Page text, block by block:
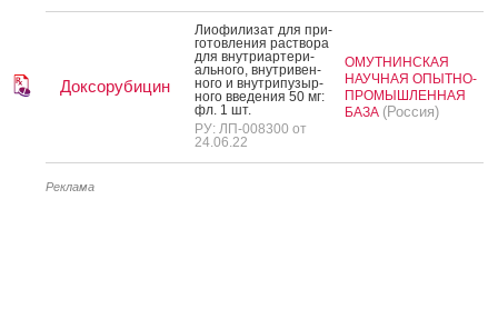
Доксорубицин
Ли­офи­лизат для при­
готов­ле­ния рас­тво­ра
для внут­ри­ар­те­ри­
аль­но­го, внут­ри­вен­
но­го и внут­ри­пузыр­
но­го вве­дения 50 мг:
фл. 1 шт.
РУ: ЛП-008300 от
24.06.22
ОМУТНИНСКАЯ
НАУЧНАЯ ОПЫТНО-
ПРОМЫШЛЕННАЯ
БАЗА (Россия)
Реклама